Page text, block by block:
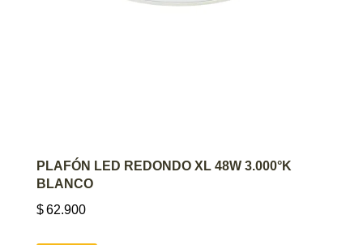
AGREGAR AL CARRITO
PLAFÓN LED REDONDO XL 48W 3.000°K
BLANCO
$62.900